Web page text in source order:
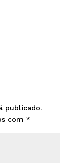
publicado.
com *